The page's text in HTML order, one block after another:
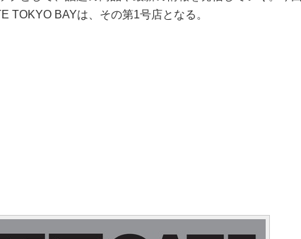
TOKYO BAYは、その第1号店となる。